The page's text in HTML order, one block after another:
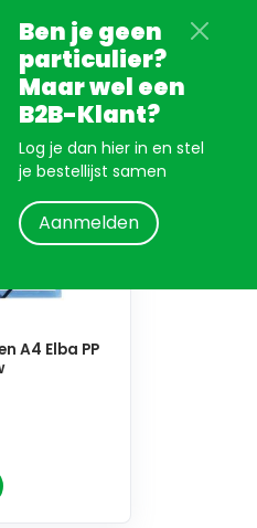
Ben je geen
particulier?
Maar wel een
B2B-Klant?
Log je dan hier in en stel
je bestellijst samen
Aanmelden
A4 Elba PP